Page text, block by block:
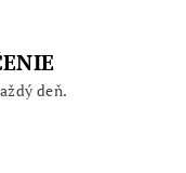
deň.